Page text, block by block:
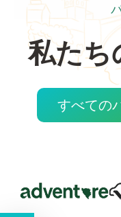
私たち
すべての